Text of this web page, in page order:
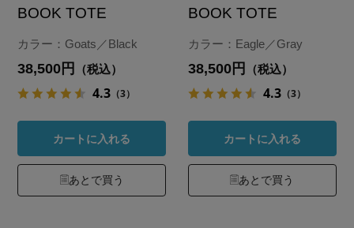
BOOK TOTE
カラー：Goats／Black
38,500円 （税込）
4.3 （3）
カートに入れる
あとで買う
BOOK TOTE
カラー：Eagle／Gray
38,500円 （税込）
4.3 （3）
カートに入れる
あとで買う